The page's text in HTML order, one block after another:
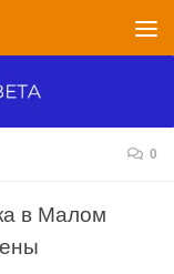
0
в Малом